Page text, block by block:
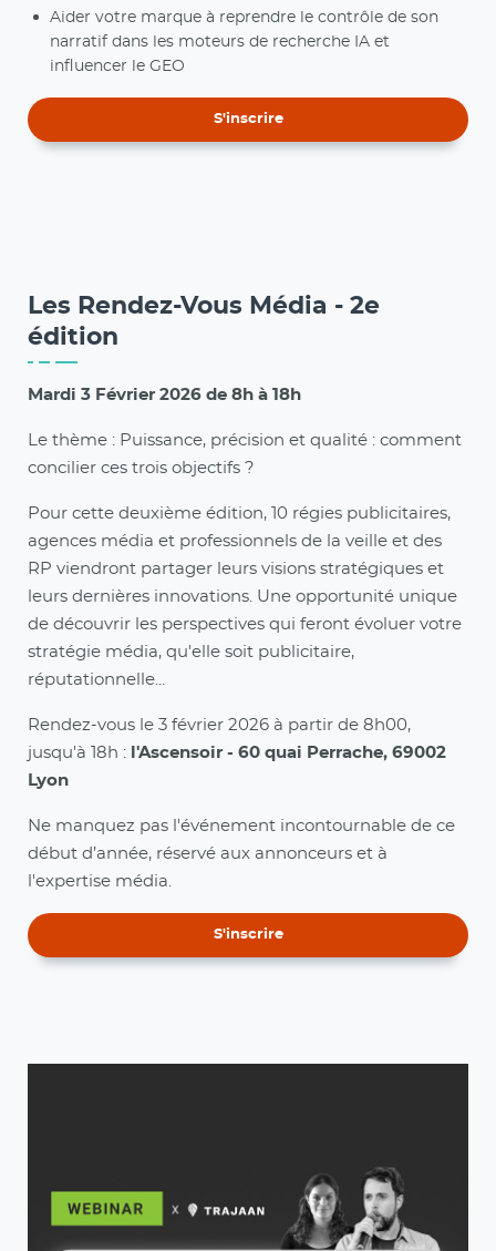
Aider votre marque à reprendre le contrôle de son
narratif dans les moteurs de recherche IA et
influencer le GEO
S'inscrire
Les Rendez-Vous Média - 2e
édition
Mardi 3 Février 2026 de 8h à 18h
Le thème : Puissance, précision et qualité : comment
concilier ces trois objectifs ?
Pour cette deuxième édition, 10 régies publicitaires,
agences média et professionnels de la veille et des
RP viendront partager leurs visions stratégiques et
leurs dernières innovations. Une opportunité unique
de découvrir les perspectives qui feront évoluer votre
stratégie média, qu'elle soit publicitaire,
réputationnelle...
Rendez-vous le 3 février 2026 à partir de 8h00,
jusqu'à 18h : l'Ascensoir - 60 quai Perrache, 69002
Lyon
Ne manquez pas l'événement incontournable de ce
début d’année, réservé aux annonceurs et à
l'expertise média.
S'inscrire